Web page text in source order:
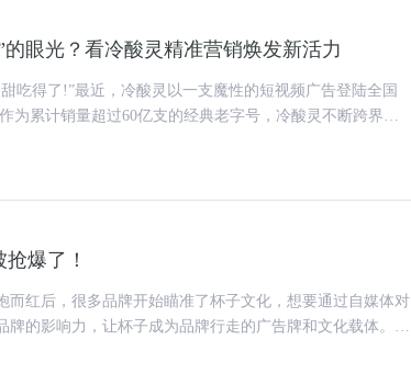
眼光？看冷酸灵精准营销焕发新活力
吃得了!”最近，冷酸灵以一支魔性的短视频广告登陆全国
爆了！
而红后，很多品牌开始瞄准了杯子文化，想要通过自媒体对
牌的影响力，让杯子成为品牌行走的广告牌和文化载体。